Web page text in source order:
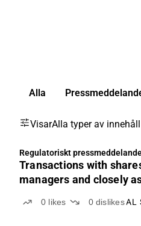
Alla
VisarAlla typer av innehåll
Regulatoriskt
Transactions with
managers and closely
0 likes 0 dislikesAL